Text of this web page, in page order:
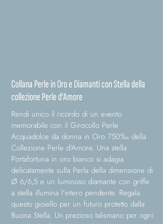
Collana Perle in Oro e Diamanti con Stella della
collezione Perle d'Amore
Rendi unico il ricordo di un evento
memorabile con il Girocollo Perle
Acquadolce da donna in Oro 750‰ della
Collezione Perle d'Amore. Una stella
Portafortuna in oro bianco si adagia
delicatamente sulla Perla della dimensione di
Ø 6/6,5 e un luminoso diamante con griffe
a stella illumina l'intero pendente. Regala
questo gioiello per un futuro protetto dalla
Buona Stella. Un prezioso talismano per ogni